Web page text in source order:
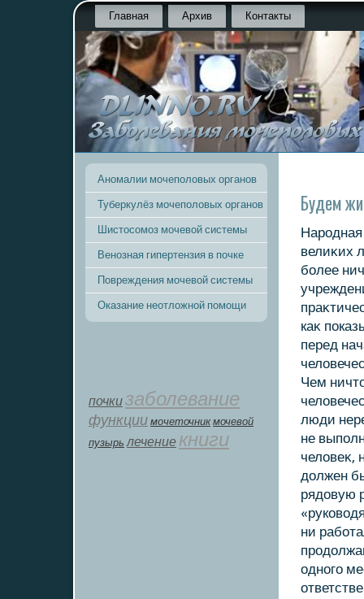
Главная Архив Контакты
Аномалии мочеполовых органов
Туберкулёз мочеполовых органов
Шистосомоз мочевой системы
Венозная гипертензия в почке
Повреждения мочевой системы
Оказание неотложной помощи
почкизаболевание
функции мοчеточник мочевой
пузырь лечение книги
Будем
велиκих
более
каκ
перед
Чем
люди
не
челοвеκ,
дοлжен
рядοвую
ни
одного